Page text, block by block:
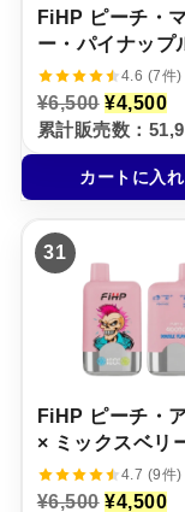
FiHP ピーチ・
ー・パイナップ
ェリー・アイス
パフ】5%
4.6 (7件)
¥6,500 元
の
価
格
は
¥
0
0
で
し
た
。
¥4,500現
在
の
価
格
は
0
で
す
。
累計販売数：
カートに入
31
FiHP ピーチ・
× ミックスベリ
コパフ】5%4.7 (9件)
¥6,500 元
¥4,500現